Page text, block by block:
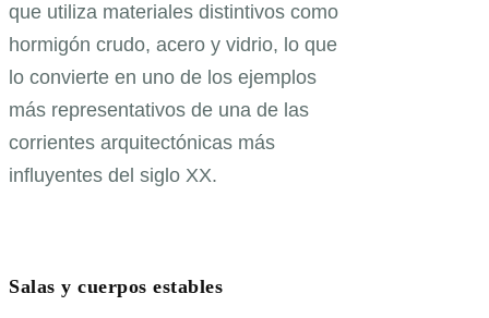
que utiliza materiales distintivos como
hormigón crudo, acero y vidrio, lo que
lo convierte en uno de los ejemplos
más representativos de una de las
corrientes arquitectónicas más
influyentes del siglo XX.
Salas y cuerpos estables